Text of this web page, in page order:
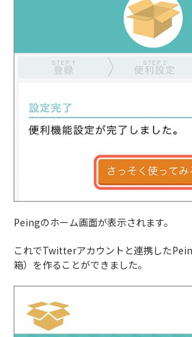
Peingのホーム画面が表示されます。
これでTwitterアカウントと連携した
箱）を作ることができました。